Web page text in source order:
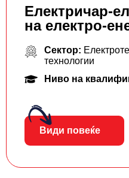
Електричар-
на електро-
Сектор:
технологии
Ниво на
Види повеќе